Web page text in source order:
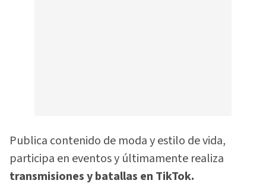
Publica contenido de moda y estilo de vida,
participa en eventos y últimamente realiza
transmisiones y batallas en TikTok.